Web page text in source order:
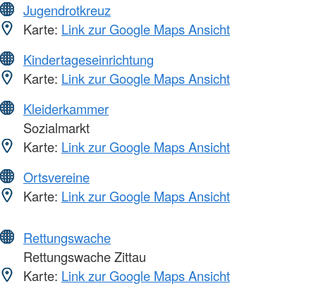
Jugendrotkreuz
Karte: Link zur Google Maps Ansicht
Kindertageseinrichtung
Karte: Link zur Google Maps Ansicht
Kleiderkammer
Sozialmarkt
Karte: Link zur Google Maps Ansicht
Ortsvereine
Karte: Link zur Google Maps Ansicht
Rettungswache
Rettungswache Zittau
Karte: Link zur Google Maps Ansicht